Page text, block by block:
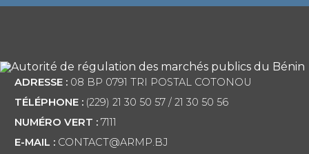
ADRESSE :08 BP 0791 TRI POSTAL COTONOU
TÉLÉPHONE :(229) 21 30 50 57 / 21 30 50 56
NUMÉRO VERT :7111
E-MAIL :CONTACT@ARMP.BJ